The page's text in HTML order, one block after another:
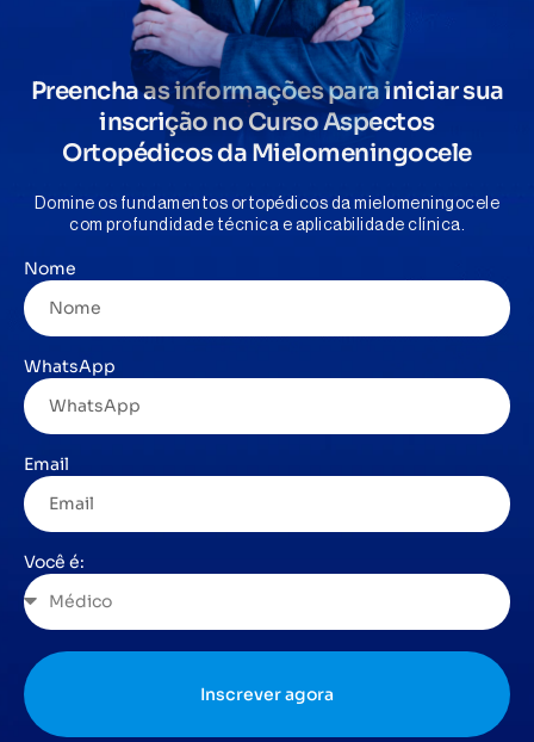
Preencha as informações para iniciar sua
inscrição no Curso Aspectos
Ortopédicos da Mielomeningocele
Domine os fundamentos ortopédicos da mielomeningocele
com profundidade técnica e aplicabilidade clínica.
Nome
WhatsApp
Email
Você é:
Inscrever agora